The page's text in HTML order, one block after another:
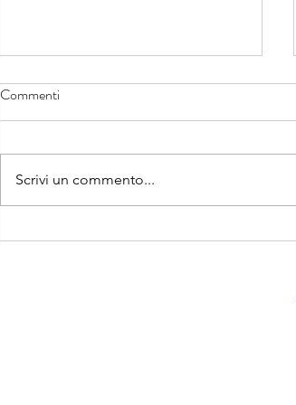
Da oggi si apre un cammino
Commenti
Scrivi un commento...